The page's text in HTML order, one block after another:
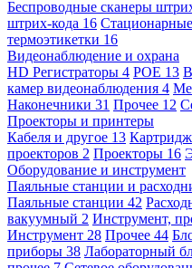
Беспроводные сканеры
штрих-кода 16
термоэтикетки 16
Видеонаблюдение и охрана
HD Регистраторы 4 POE 13
камер видеонаблюдения 4
Наконечники 31 Прочее 12
Проекторы и принтеры
Кабеля и другое 13 Картридж
проекторов 2 Проекторы 16
Оборудование и инструмент
Паяльные станции и
Паяльные станции 42
вакуумный 2 Инструмент,
Инструмент 28 Прочее 44
приборы 38 Лабораторный